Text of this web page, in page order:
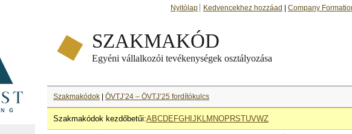
Nyitólap Kedvencekhez hozzáad Company
Szakmakódok ÖVTJ’24 – ÖVTJ’25 fordítókulcs
Szakmakódok kezdőbetűi:ABCDE FGH J KLM NOP RSTUVWZ